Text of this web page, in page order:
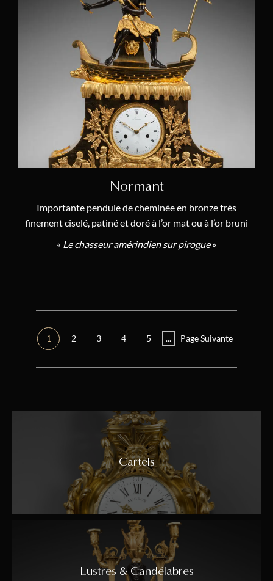
Normant
Importante pendule de cheminée en bronze très
finement ciselé, patiné et doré à l’or mat ou à l’or bruni
« Le chasseur amérindien sur pirogue»
1 2 3 4 5 ... Page Suivante
Cartels
Lustres & Candélabres